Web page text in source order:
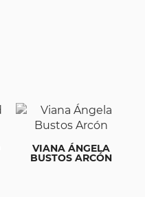
VIANA ÁNGELA
BUSTOS ARCÓN